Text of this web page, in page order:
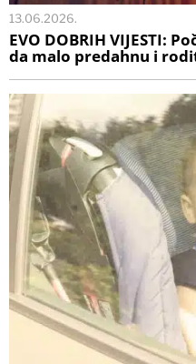
13.06.2026.
EVO DOBRIH VIJESTI:
da malo predahnu i